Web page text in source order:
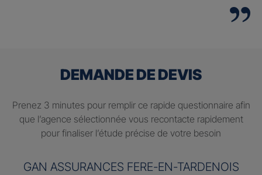
DEMANDE DE DEVIS
Prenez 3 minutes pour remplir ce rapide questionnaire afin
que l’agence sélectionnée vous recontacte rapidement
pour finaliser l’étude précise de votre besoin
GAN ASSURANCES FERE-EN-TARDENOIS